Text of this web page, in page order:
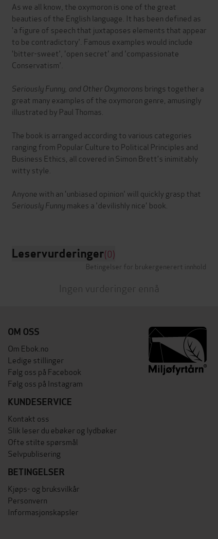
As we all know, the oxymoron is one of the great
beauties of the English language. It has been defined as
'a figure of speech that juxtaposes elements that appear
to be contradictory'. Famous examples would include
'bitter-sweet', 'open secret' and 'compassionate
Conservatism'.
Seriously Funny, and Other Oxymorons brings together a
great many examples of the oxymoron genre, amusingly
illustrated by Paul Thomas.
The book is arranged according to various categories
ranging from Popular Culture to Political Principles and
Business Ethics, all covered in Simon Brett's inimitably
witty style.
Anyone with an 'unbiased opinion' will quickly grasp that
Seriously Funnymakes a 'devilishly nice' book.
Leservurderinger(0)
Betingelser for brukergenerert innhold
Ingen vurderinger ennå
OM OSS
Om Ebok.no
Ledige stillinger
Følg oss på Facebook
Følg oss på Instagram
KUNDESERVICE
Kontakt oss
Slik leser du ebøker og lydbøker
Ofte stilte spørsmål
Selvpublisering
BETINGELSER
Kjøps- og bruksvilkår
Personvern
Informasjonskapsler